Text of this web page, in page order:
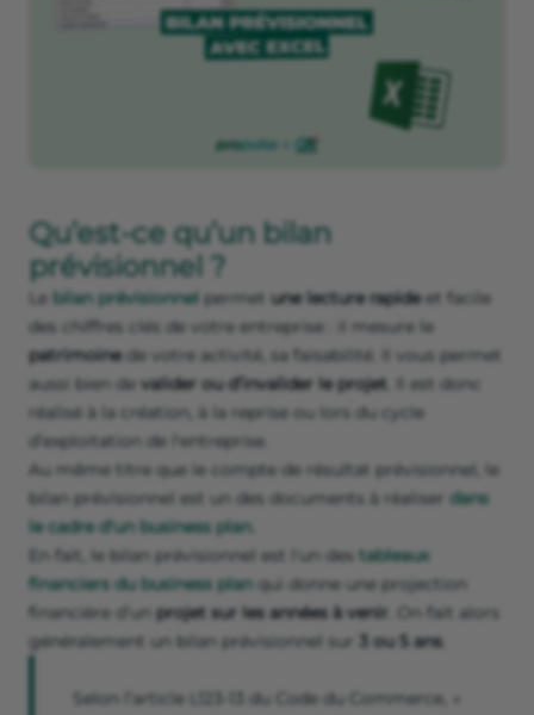
Qu’est-ce qu’un bilan
prévisionnel ?
Le bilan prévisionnel permet une lecture rapideet facile
des chiffres clés de votre entreprise : il mesure le
patrimoinede votre activité, sa faisabilité. Il vous permet
aussi bien de valider ou d’invalider le projet . Il est donc
réalisé à la création, à la reprise ou lors du cycle
d’exploitation de l'entreprise.
Au même titre que le compte de résultat prévisionnel, le
bilan prévisionnel est un des documents à réaliser dans
le cadre d'un business plan.
En fait, le bilan prévisionnel est l'un des tableaux
financiers du business planqui donne une projection
financière d’un projet sur les années à venir . On fait alors
généralement un bilan prévisionnel sur
3 ou 5 ans.
Selon l’article L123-13 du Code du Commerce,
«